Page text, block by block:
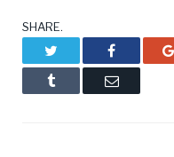
SHARE.
Facebook
Tumblr Email